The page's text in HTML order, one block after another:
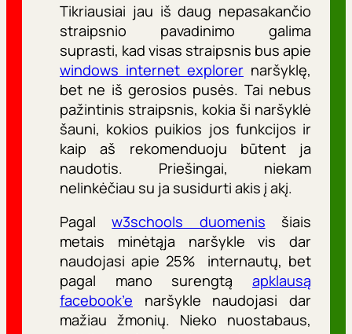
Tikriausiai jau iš daug nepasakančio
straipsnio pavadinimo galima
suprasti, kad visas straipsnis bus apie
windows internet explorer naršyklę,
bet ne iš gerosios pusės. Tai nebus
pažintinis straipsnis, kokia ši naršyklė
šauni, kokios puikios jos funkcijos ir
kaip aš rekomenduoju būtent ja
naudotis. Priešingai, niekam
nelinkėčiau su ja susidurti akis į akį.
Pagalw3schools duomenis šiais
metais minėtąja naršykle vis dar
naudojasi apie 25% internautų, bet
pagal mano surengtą apklausą
facebook’e naršykle naudojasi dar
mažiau žmonių. Nieko nuostabaus,